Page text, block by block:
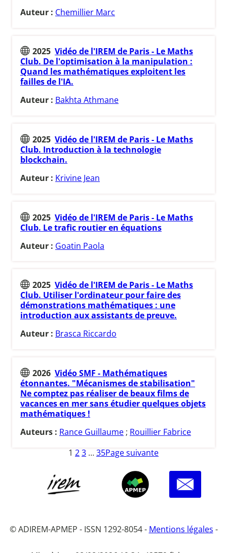
Auteur : Chemillier Marc
2025 Vidéo de l'IREM de Paris - Le Maths
Club. De l'optimisation à la manipulation :
Quand les mathématiques exploitent les
failles de l'IA.
Auteur : Bakhta Athmane
2025 Vidéo de l'IREM de Paris - Le Maths
Club. Introduction à la technologie
blockchain.
Auteur : Krivine Jean
2025 Vidéo de l'IREM de Paris - Le Maths
Club. Le trafic routier en équations
Auteur : Goatin Paola
2025 Vidéo de l'IREM de Paris - Le Maths
Club. Utiliser l'ordinateur pour faire des
démonstrations mathématiques : une
introduction aux assistants de preuve.
Auteur : Brasca Riccardo
2026 Vidéo SMF - Mathématiques
étonnantes. "Mécanismes de stabilisation"
Ne comptez pas réaliser de beaux films de
vacances en mer sans étudier quelques objets
mathématiques !
Auteurs : Rance Guillaume ; Rouillier Fabrice
1 23 …35Page suivante
© ADIREM-APMEP - ISSN 1292-8054 - Mentions légales -